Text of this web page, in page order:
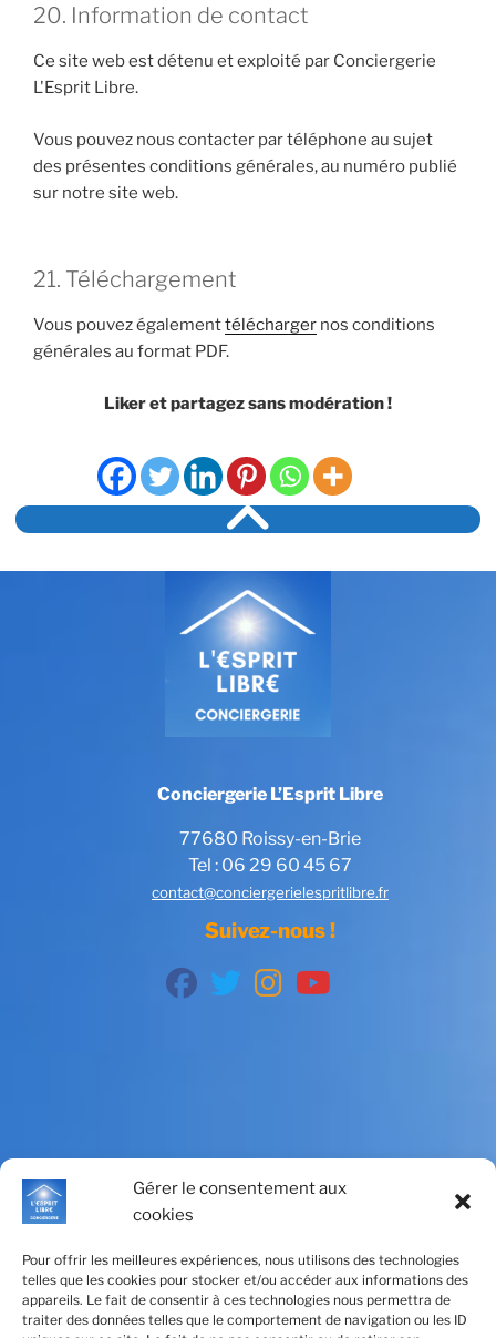
Gérer le consentement aux
cookies
Pour offrir les meilleures expériences, nous utilisons des technologies
telles que les cookies pour stocker et/ou accéder aux informations des
appareils. Le fait de consentir à ces technologies nous permettra de
traiter des données telles que le comportement de navigation ou les ID
20. Information de contact
Ce site web est détenu et exploité par Conciergerie
L'Esprit Libre.
Vous pouvez nous contacter par téléphone au sujet
des présentes conditions générales, au numéro publié
sur notre site web.
21. Téléchargement
Vous pouvez égalementtélécharger nos conditions
générales au format PDF.
Liker et partagez sans modération !
Conciergerie L’Esprit Libre
77680 Roissy-en-Brie
Tel : 06 29 60 45 67
contact@conciergerielespritlibre.fr
Suivez-nous !
fab
fa-
fab
fa-
fab
fa-